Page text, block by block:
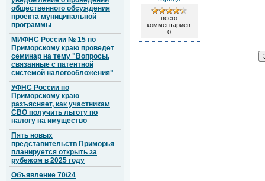
общественного обсуждения
проекта муниципальной
программы
МИФНС России № 15 по
Приморскому краю проведет
семинар на тему "Вопросы,
связанные с патентной
системой налогообложения"
УФНС России по
Приморскому краю
разъясняет, как участникам
СВО получить льготу по
налогу на имущество
Пять новых
представительств Приморья
планируется открыть за
рубежом в 2025 году
Объявление 70/24
всего
комментариев:
0